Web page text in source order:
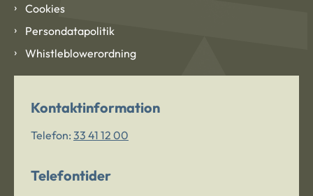
Cookies
Persondatapolitik
Whistleblowerordning
Kontaktinformation
Telefon: 33 41 12 00
Telefontider